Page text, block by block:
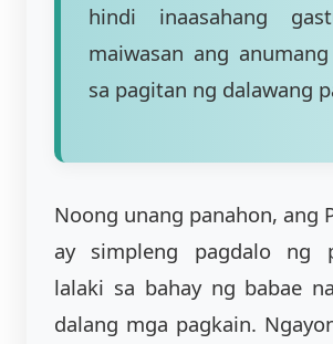
hindi inaasahang
maiwasan ang
sa pagitan ng dalawang
Noong unang panahon, ang
ay simpleng pagdalo ng
lalaki sa bahay ng babae
dalang mga pagkain.